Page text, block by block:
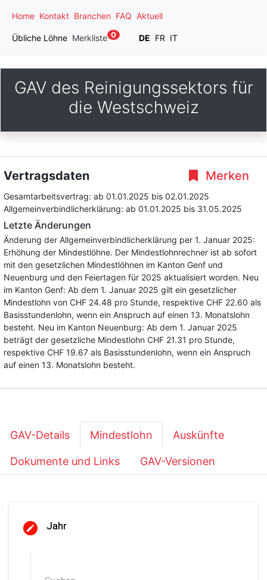
Home Kontakt Branchen FAQ Aktuell
Übliche Löhne Merkliste 0 DE FR IT
GAV des Reinigungssektors für
die Westschweiz
Merken
Vertragsdaten
Gesamtarbeitsvertrag: ab 01.01.2025 bis 02.01.2025
Allgemeinverbindlicherklärung: ab 01.01.2025 bis 31.05.2025
Letzte Änderungen
Änderung der Allgemeinverbindlicherklärung per 1. Januar 2025:
Erhöhung der Mindestlöhne. Der Mindestlohnrechner ist ab sofort
mit den gesetzlichen Mindestlöhnen im Kanton Genf und
Neuenburg und den Feiertagen für 2025 aktualisiert worden. Neu
im Kanton Genf: Ab dem 1. Januar 2025 gilt ein gesetzlicher
Mindestlohn von CHF 24.48 pro Stunde, respektive CHF 22.60 als
Basisstundenlohn, wenn ein Anspruch auf einen 13. Monatslohn
besteht. Neu im Kanton Neuenburg: Ab dem 1. Januar 2025
beträgt der gesetzliche Mindestlohn CHF 21.31 pro Stunde,
respektive CHF 19.67 als Basisstundenlohn, wenn ein Anspruch
auf einen 13. Monatslohn besteht.
GAV-Details Mindestlohn Auskünfte
Dokumente und Links GAV-Versionen
Jahr